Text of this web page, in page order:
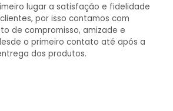
lugar a satisfação e fidelidade
por isso contamos com
de compromisso, amizade e
o primeiro contato até após a
dos produtos.